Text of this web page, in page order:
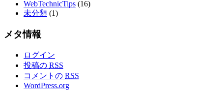
WebTechnicTips (16)
未分類 (1)
メタ情報
ログイン
投稿の RSS
コメントの RSS
WordPress.org